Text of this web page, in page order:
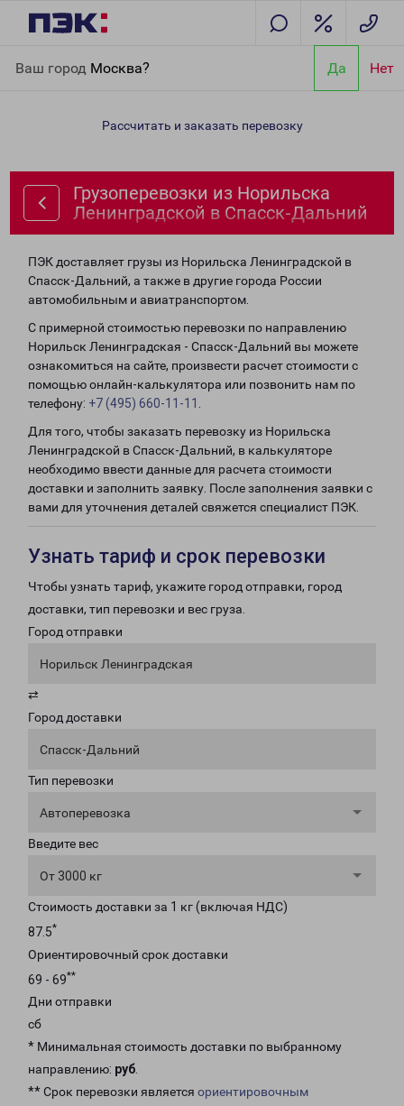
Ваш город Москва? Да Нет
Ленинградской в Спасск-Дальний
Рассчитать и заказать перевозку
Грузоперевозки из Норильска
Ленинградской в Спасск-Дальний
ПЭК доставляет грузы из Норильска Ленинградской в
Спасск-Дальний, а также в другие города России
автомобильным и авиатранспортом.
С примерной стоимостью перевозки по направлению
Норильск Ленинградская - Спасск-Дальний вы можете
ознакомиться на сайте, произвести расчет стоимости с
помощью онлайн-калькулятора или позвонить нам по
телефону: +7 (495) 660-11-11
Для того, чтобы заказать перевозку из Норильска
Ленинградской в Спасск-Дальний, в калькуляторе
необходимо ввести данные для расчета стоимости
доставки и заполнить заявку. После заполнения заявки с
вами для уточнения деталей свяжется специалист ПЭК.
Узнать тариф и срок перевозки
Чтобы узнать тариф, укажите город отправки, город
доставки, тип перевозки и вес груза.
Город отправки
Норильск Ленинградская
⇄
Город доставки
Спасск-Дальний
Тип перевозки
Автоперевозка
Введите вес
От 3000 кг
Стоимость доставки за 1 кг (включая НДС)
87.5*
Ориентировочный срок доставки
69 - 69**
Дни отправки
сб
* Минимальная стоимость доставки по выбранному
направлению: руб.
** Срок перевозки является ориентировочным